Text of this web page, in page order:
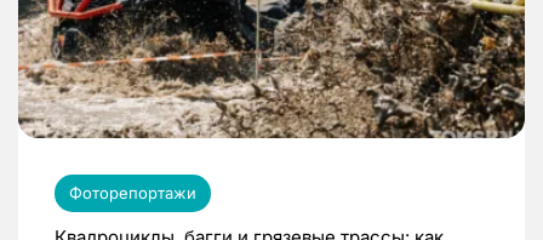
Фоторепортажи